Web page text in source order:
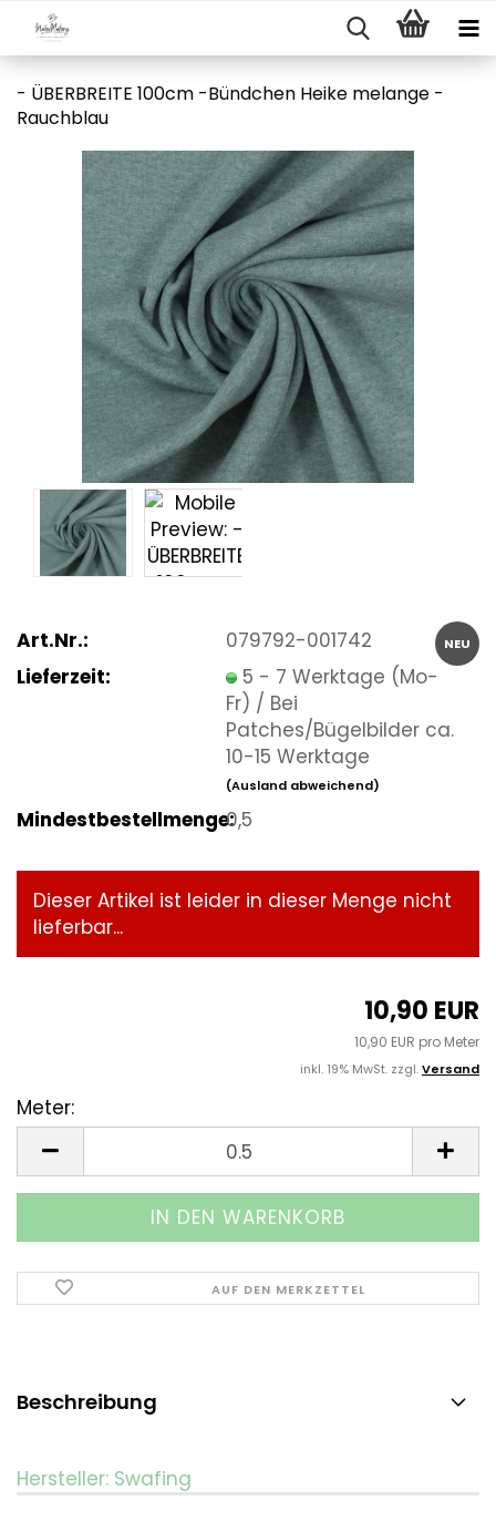
- ÜBERBREITE 100cm -Bündchen Heike melange -
Rauchblau
NEU
Art.Nr.:
079792-001742
Lieferzeit:
5 - 7 Werktage (Mo-
Fr) / Bei
Patches/Bügelbilder ca.
10-15 Werktage
(Ausland abweichend)
Mindestbestellmenge:0,5
Dieser Artikel ist leider in dieser Menge nicht
lieferbar...
10,90 EUR
10,90 EUR pro Meter
inkl. 19% MwSt. zzgl.Versand
Meter:
AUF DEN MERKZETTEL
Beschreibung
Hersteller: Swafing